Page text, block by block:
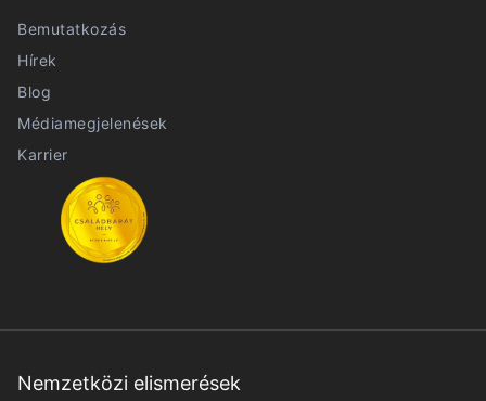
Bemutatkozás
Hírek
Blog
Médiamegjelenések
Karrier
Nemzetközi elismerések